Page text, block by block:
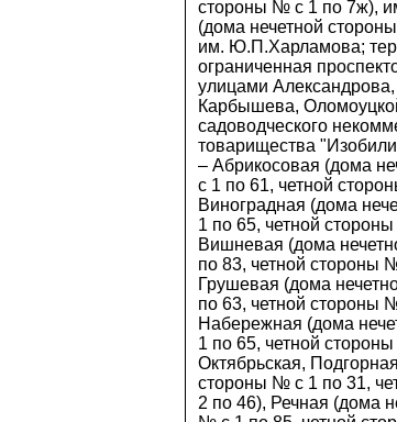
стороны № с 1 по 7ж),
(дома нечетной
им. Ю.П.Харламова;
ограниченная
улицами
Карбышева,
садоводческого
товарищества
– Абрикосовая (дома
с 1 по 61, четной
Виноградная (дома
1 по 65, четной
Вишневая (дома
по 83, четной стороны
Грушевая (дома
по 63, четной стороны
Набережная (дома
1 по 65, четной
Октябрьская,
стороны № с 1 по 31,
2 по 46), Речная (дома